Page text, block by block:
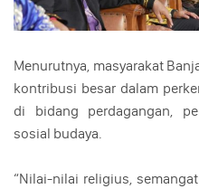
Menurutnya, masyarakat
kontribusi besar dalam
di bidang perdagangan,
sosial budaya.
“Nilai-nilai religius,